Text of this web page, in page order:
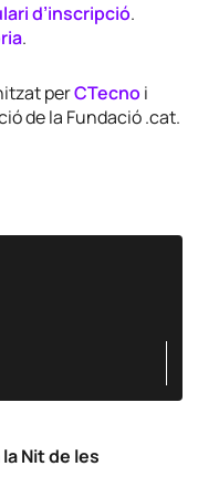
d’inscripció.
.
perCTecno i
de la Fundació .cat.
Nit de les